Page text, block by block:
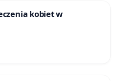
kobiet w